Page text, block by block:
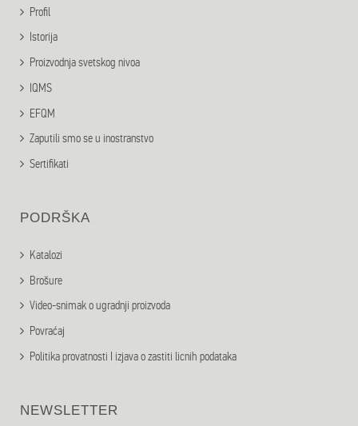
Profil
Istorija
Proizvodnja svetskog nivoa
IQMS
EFQM
Zaputili smo se u inostranstvo
Sertifikati
PODRŠKA
Katalozi
Brošure
Video-snimak o ugradnji proizvoda
Povraćaj
Politika provatnosti I izjava o zastiti licnih podataka
NEWSLETTER